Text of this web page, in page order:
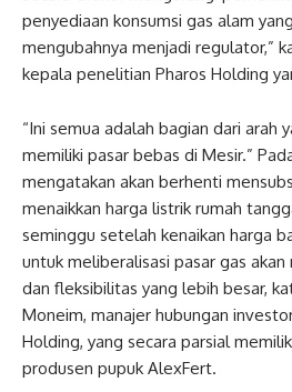
penyediaan konsumsi gas alam
mengubahnya menjadi regulator,”
kepala penelitian Pharos Holding
“Ini semua adalah bagian dari arah
memiliki pasar bebas di Mesir.”
mengatakan akan berhenti
menaikkan harga listrik rumah
seminggu setelah kenaikan harga
untuk meliberalisasi pasar gas
dan fleksibilitas yang lebih besar,
Moneim, manajer hubungan
Holding, yang secara parsial
produsen pupuk AlexFert.